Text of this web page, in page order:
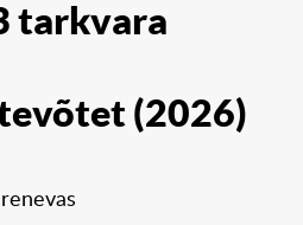
tarkvara
(2026)